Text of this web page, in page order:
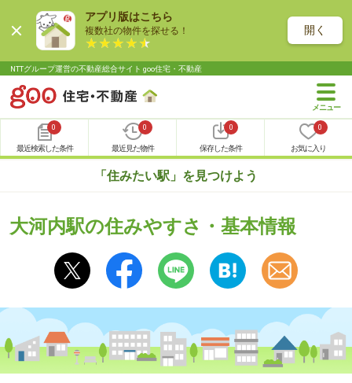
アプリ版はこちら
複数社の物件を探せる！ 開く
NTTグループ運営の不動産総合サイト goo住宅・不動産
0
最近検索した条件
0
最近見た物件
0
保存した条件
0
お気に入り
「住みたい駅」を見つけよう
大河内駅の住みやすさ・基本情報